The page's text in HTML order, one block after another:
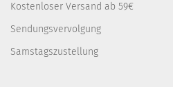
Kostenloser Versand ab 59€
Sendungsvervolgung
Samstagszustellung